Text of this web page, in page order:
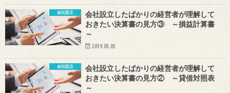
会社設立
会社設立したばかりの経営者が理解して
おきたい決算書の見方③ ～損益計算書
～
2019.05.05
会社設立
会社設立したばかりの経営者が理解して
おきたい決算書の見方② ～貸借対照表
～